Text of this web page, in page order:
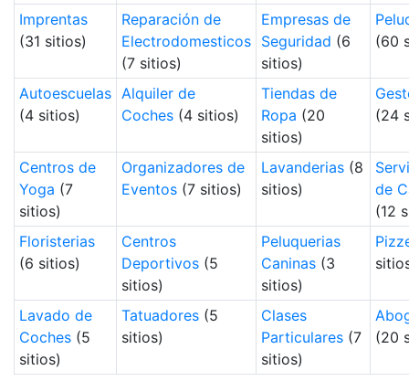
Imprentas
(31 sitios)
Reparación de
Electrodomesticos
(7 sitios)
Empresas de
Seguridad (6
sitios)
(60
Autoescuelas
(4 sitios)
Alquiler de
Coches(4 sitios)
Tiendas de
Ropa (20
sitios)
(24
Centros de
Yoga (7
sitios)
Organizadores de
Eventos(7 sitios)
Lavanderias(8
sitios)
de
(12
Floristerias
(6 sitios)
Centros
Deportivos(5
sitios)
Peluquerias
Caninas(3
sitios)
Lavado de
Coches(5
sitios)
Tatuadores(5
sitios)
Clases
Particulares(7
sitios)
(20